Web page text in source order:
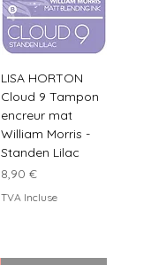
LISA HORTON
Cloud 9 Tampon
encreur mat
William Morris -
Standen Lilac
Prix
8,90 €
TVA Incluse